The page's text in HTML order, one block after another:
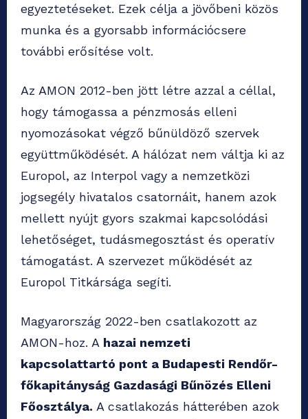
egyeztetéseket. Ezek célja a jövőbeni közös
munka és a gyorsabb információcsere
további erősítése volt.
Az AMON 2012-ben jött létre azzal a céllal,
hogy támogassa a pénzmosás elleni
nyomozásokat végző bűnüldöző szervek
együttműködését. A hálózat nem váltja ki az
Europol, az Interpol vagy a nemzetközi
jogsegély hivatalos csatornáit, hanem azok
mellett nyújt gyors szakmai kapcsolódási
lehetőséget, tudásmegosztást és operatív
támogatást. A szervezet működését az
Europol Titkársága segíti.
Magyarország 2022-ben csatlakozott az
AMON-hoz. A hazai nemzeti
kapcsolattartó pont a Budapesti Rendőr-
főkapitányság Gazdasági Bűnözés Elleni
Főosztálya. A csatlakozás hátterében azok